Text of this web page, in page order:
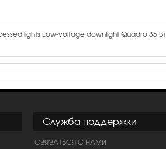
lights Low-voltage downlight Quadro 35 Вт
Служба поддержки
СВЯЗАТЬСЯ С НАМИ